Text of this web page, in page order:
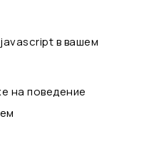
в вашем
на поведение